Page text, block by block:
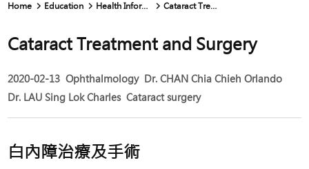
Home Education Health Information Cataract Treatment and Surgery
Cataract Treatment and Surgery
2020-02-13 Ophthalmology Dr. CHAN Chia Chieh Orlando
Dr. LAU Sing Lok Charles Cataract surgery
白內障治療及手術